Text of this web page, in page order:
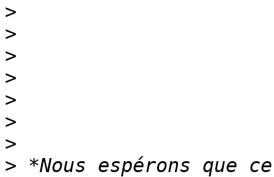
>
>
>
>
>
>
>
> *Nous espérons que